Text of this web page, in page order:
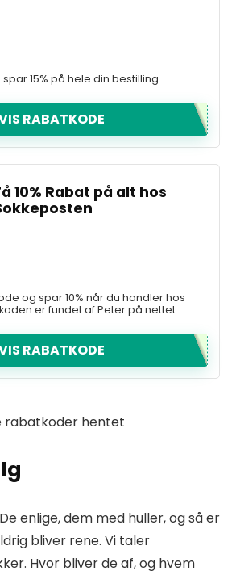
15% på hele din bestilling.
RABATKODE
10% Rabat på alt hos
og spar 10% når du handler hos
er fundet af Peter på nettet.
RABATKODE
rabatkoder hentet
enlige, dem med huller, og så er
bliver rene. Vi taler
Hvor bliver de af, og hvem